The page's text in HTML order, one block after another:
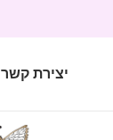
יצירת קשר